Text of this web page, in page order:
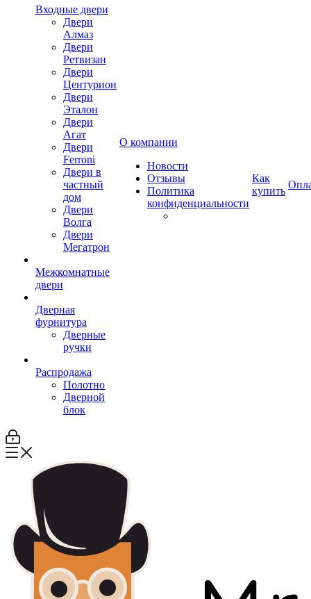
Входные двери
Двери
Алмаз
Двери
Ретвизан
Двери
Центурион
Двери
Эталон
Двери
Агат
Двери
Ferroni
Двери в
частный
дом
Двери
Волга
Двери
Мегатрон
Межкомнатные
двери
Дверная
фурнитура
Дверные
ручки
Распродажа
Полотно
Дверной
блок
О компании
Новости
Отзывы
Политика
конфиденциальности
Как
купить